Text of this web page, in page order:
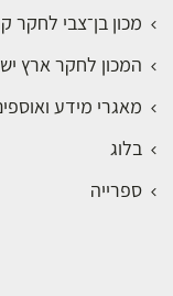
מכון בן־צבי לחקר
המכון לחקר ארץ
מאגרי מידע
בלוג
ספרייה